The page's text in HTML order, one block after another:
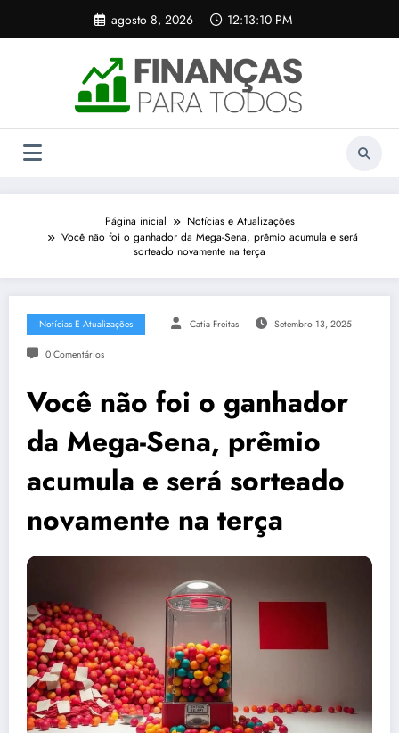
o
agosto 8, 2026 12:13:10 PM
Página inicial
Notícias e Atualizações
Você não foi o ganhador da Mega-Sena, prêmio acumula e será
sorteado novamente na terça
Notícias E Atualizações Catia Freitas Setembro 13, 2025
0 Comentários
Você não foi o ganhador
da Mega-Sena, prêmio
acumula e será sorteado
novamente na terça